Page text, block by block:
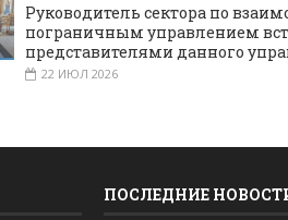
Руководитель сектора по
пограничным управлением
представителями данного
22 ИЮЛ 2026
ПОСЛЕДНИЕ